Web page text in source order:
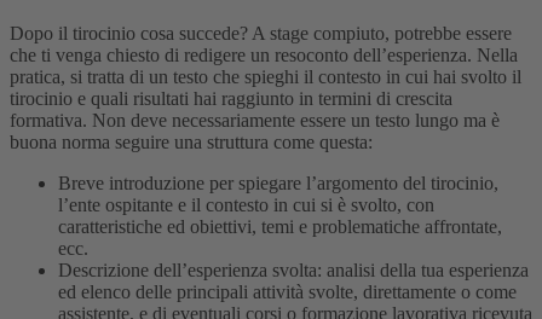
Dopo il tirocinio cosa succede? A stage compiuto, potrebbe essere
che ti venga chiesto di redigere un resoconto dell’esperienza. Nella
pratica, si tratta di un testo che spieghi il contesto in cui hai svolto il
tirocinio e quali risultati hai raggiunto in termini di crescita
formativa. Non deve necessariamente essere un testo lungo ma è
buona norma seguire una struttura come questa:
Breve introduzione per spiegare l’argomento del tirocinio,
l’ente ospitante e il contesto in cui si è svolto, con
caratteristiche ed obiettivi, temi e problematiche affrontate,
ecc.
Descrizione dell’esperienza svolta: analisi della tua esperienza
ed elenco delle principali attività svolte, direttamente o come
assistente, e di eventuali corsi o formazione lavorativa ricevuta